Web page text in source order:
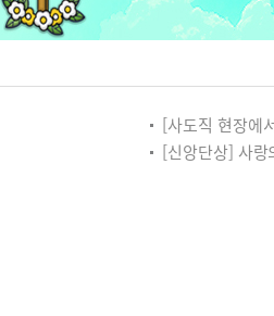
[사도직 현장에서]
[신앙단상] 사랑